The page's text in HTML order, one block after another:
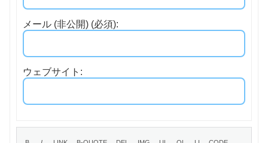
メール (非公開) (必須):
ウェブサイト: